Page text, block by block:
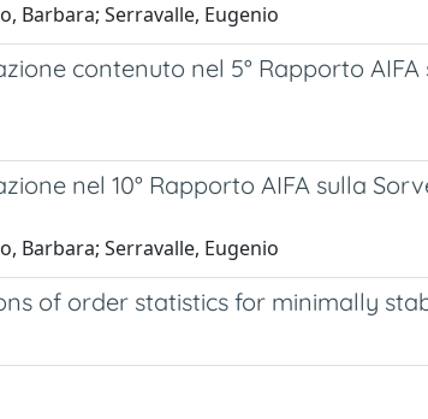
Barbara; Serravalle, Eugenio
contenuto nel 5° Rapporto
nel 10° Rapporto AIFA sulla
Barbara; Serravalle, Eugenio
of order statistics for minimally